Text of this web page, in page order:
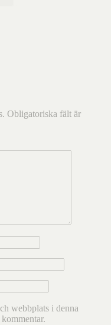
Obligatoriska fält är
webbplats i denna